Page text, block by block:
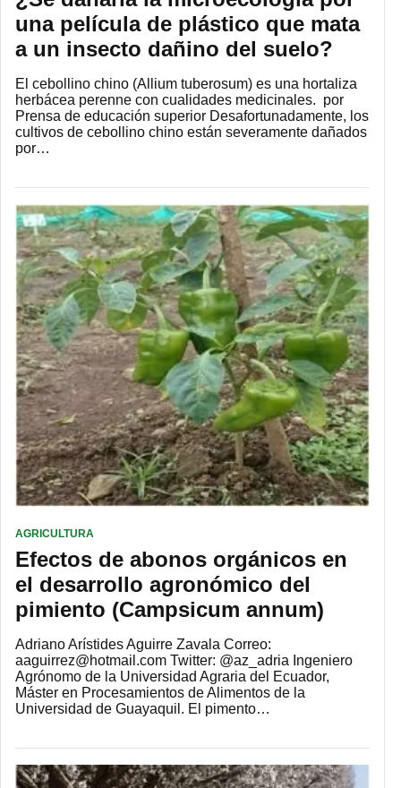
una película de plástico que mata
a un insecto dañino del suelo?
El cebollino chino (Allium tuberosum) es una hortaliza
herbácea perenne con cualidades medicinales. por
Prensa de educación superior Desafortunadamente, los
cultivos de cebollino chino están severamente dañados
por…
AGRICULTURA
Efectos de abonos orgánicos en
el desarrollo agronómico del
pimiento (Campsicum annum)
Adriano Arístides Aguirre Zavala Correo:
aaguirrez@hotmail.com Twitter: @az_adria Ingeniero
Agrónomo de la Universidad Agraria del Ecuador,
Máster en Procesamientos de Alimentos de la
Universidad de Guayaquil. El pimento…